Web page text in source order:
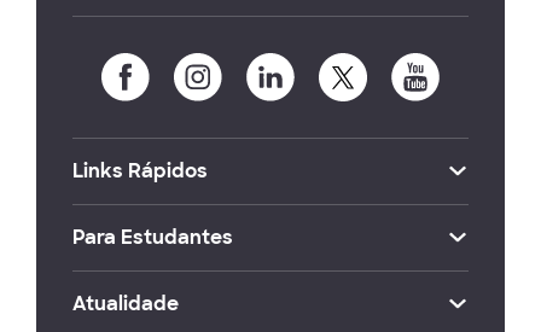
Links Rápidos
Para Estudantes
Atualidade